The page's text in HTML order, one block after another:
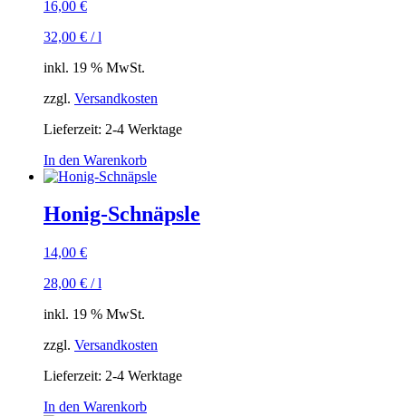
16,00 €
32,00 € /l
inkl. 19 % MwSt.
zzgl. Versandkosten
Lieferzeit: 2-4 Werktage
In den Warenkorb
Honig-Schnäpsle
14,00 €
28,00 € /l
inkl. 19 % MwSt.
zzgl. Versandkosten
Lieferzeit: 2-4 Werktage
In den Warenkorb